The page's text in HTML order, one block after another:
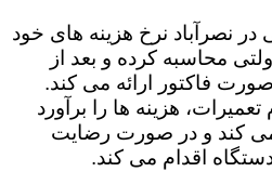
نصرآباد نرخ هزینه های خود
محاسبه کرده و بعد از
صورت فاکتور ارائه می کند.
تعمیرات، هزینه ها را برآورد
کند و در صورت رضایت
اقدام می کند.